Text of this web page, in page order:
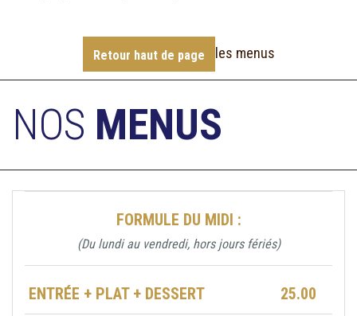
Retour haut de page les menus
NOS MENUS
FORMULE DU MIDI :
(Du lundi au vendredi, hors jours fériés)
ENTRÉE + PLAT + DESSERT 25.00